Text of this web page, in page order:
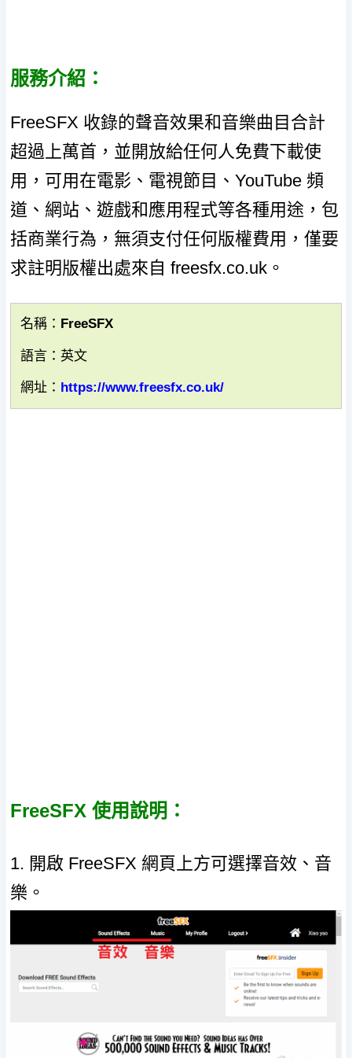
服務介紹：
FreeSFX 收錄的聲音效果和音樂曲目合計
超過上萬首，並開放給任何人免費下載使
用，可用在電影、電視節目、YouTube 頻
道、網站、遊戲和應用程式等各種用途，包
括商業行為，無須支付任何版權費用，僅要
求註明版權出處來自 freesfx.co.uk。
名稱：FreeSFX
語言：英文
網址： https://www.freesfx.co.uk/
FreeSFX 使用說明：
1. 開啟 FreeSFX 網頁上方可選擇音效、音
樂。